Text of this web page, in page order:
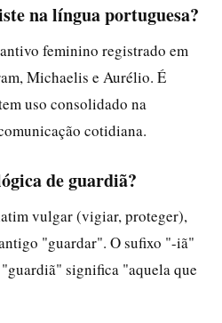
na língua portuguesa?
feminino registrado em
Michaelis e Aurélio. É
uso consolidado na
cotidiana.
de guardiã?
vulgar (vigiar, proteger),
"guardar". O sufixo "-iã"
significa "aquela que